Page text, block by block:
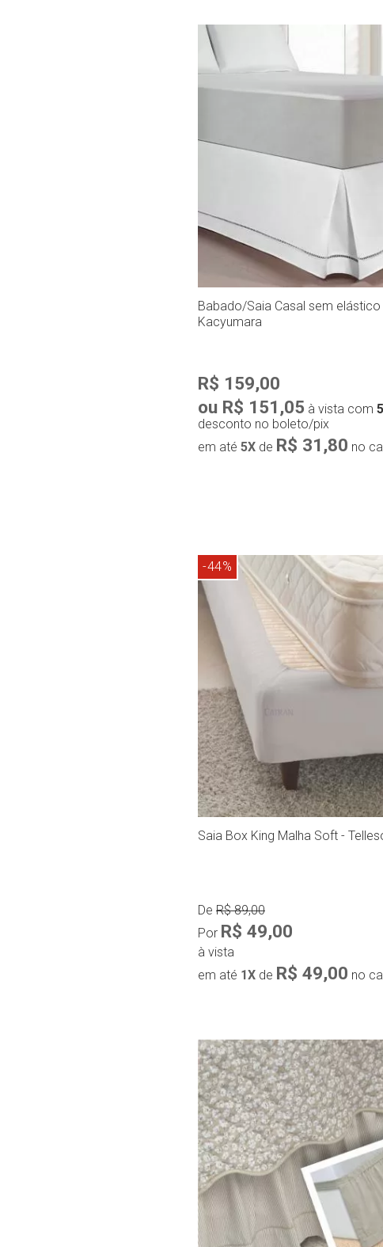
Babado/Saia Casal sem
Kacyumara
R$ 159,00
ou R$ 151,05 à vista com
desconto no boleto/pix
em até 5X de R$ 31,80 no
Compra
-44%
Saia Box King Malha Soft -
De R$ 89,00
Por R$ 49,00
à vista
em até 1X de R$ 49,00 no
Compra